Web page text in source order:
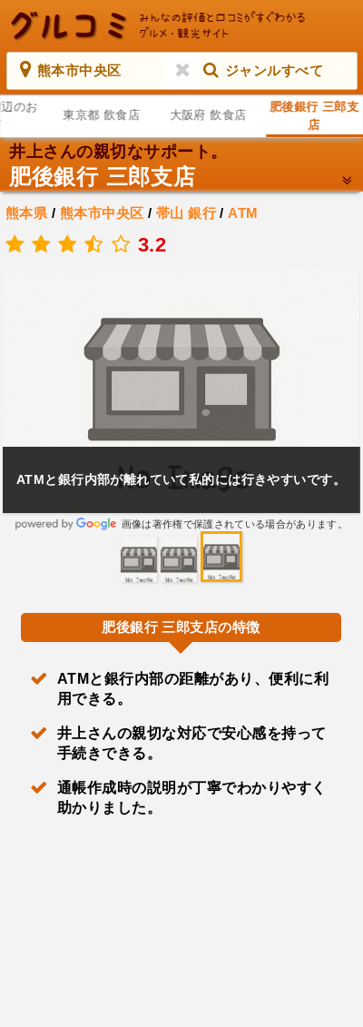
熊本市中央区 ジャンルすべて
のお
東京都 飲食店 大阪府 飲食店
肥後銀行 三郎支
店
井上さんの親切なサポート。
肥後銀行 三郎支店
熊本県 / 熊本市中央区 / 帯山 銀行/ATM
3.2
ATMと銀行内部が離れていて私的には行きやすいです。
画像は著作権で保護されている場合があります。
肥後銀行 三郎支店の特徴
ATMと銀行内部の距離があり、便利に利
用できる。
井上さんの親切な対応で安心感を持って
手続きできる。
通帳作成時の説明が丁寧でわかりやすく
助かりました。